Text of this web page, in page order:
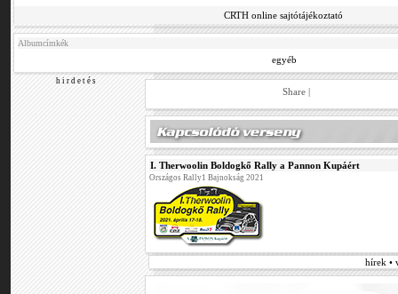
CRTH online sajtótájékoztató
Albumcímkék
egyéb
h i r d e t é s
Share |
I. Therwoolin Boldogkő Rally a Pannon Kupáért
Országos Rally1 Bajnokság 2021
hírek •